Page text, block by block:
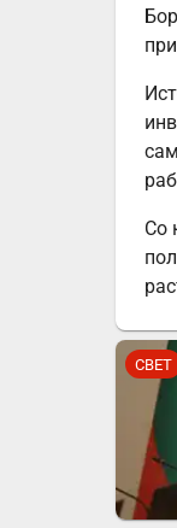
Со
СВЕТ